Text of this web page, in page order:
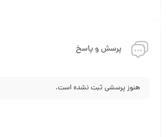
پرسش و پاسخ
هنوز پرسشی ثبت نشده است.